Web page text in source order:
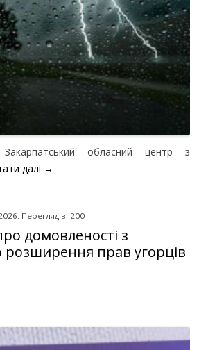
обласний центр з
далі →
Переглядів: 200
домовленості з
прав угорців